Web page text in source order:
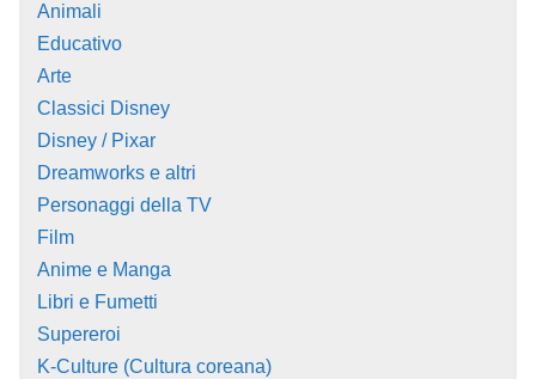
Animali
Educativo
Arte
Classici Disney
Disney / Pixar
Dreamworks e altri
Personaggi della TV
Film
Anime e Manga
Libri e Fumetti
Supereroi
K-Culture (Cultura coreana)